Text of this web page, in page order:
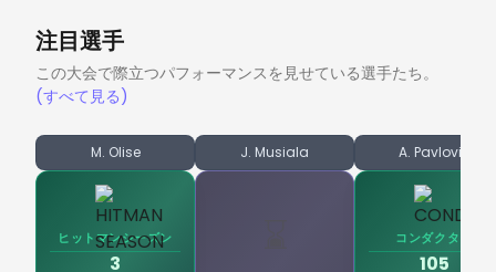
さ で試合に入った。ポゼッション率67%を記録したホームチ
ームは、ピッチを完全にシュートの雨を降らせる場所へと変
貌させた。ヴォルフスブルクのマクシミリアン・アルノルト
は中盤でリズムを作れず、アウェイチームは自陣深くに釘付
けにされた。パーダーボルンが記録した驚異の19本のコーナ
ーキックがその猛攻を物語っているが、ヴォルフスブルクの
守備陣は崩壊寸前で何とか持ちこたえていた。ホーム側が放
った計39本という膨大なシュート数は、残留を懸けたブンデ
スリーガ勢に極限の粘り強さを強いる激しいテンポを作り出
した。 均衡を破る パーダーボルンの絶え間ない圧力がつい
て高い 重要度 を帯びた緊張感の中で試合は幕を開けた。国
内リーグで苦しみ、トップリーグ残留を懸けて戦う VfLヴォ
ルフスブルク は、開始早々から試合の主導権を握った。ボー
し込める。ホームチームは明確な意図を持ってボールを動か
し、計600本以上のパスを回して好機をうかがった。マクシ
ミリアン・アルノルトが中盤からテンポを作り、サイドへ展
開してピッチを広く使ったが、ボール保持率で圧倒しながら
も、規律ある相手の守備網を崩し切る決定的なパスは最後ま
で生まれなかった。まさにプレーオフらしい、膠着した展開
注目選手
この大会で際立つパフォーマンスを見せている選手たち。
(すべて見る)
M. Olise
ヒットマンシーズン
3
J. Musiala A. Pavlović
コンダクター
105